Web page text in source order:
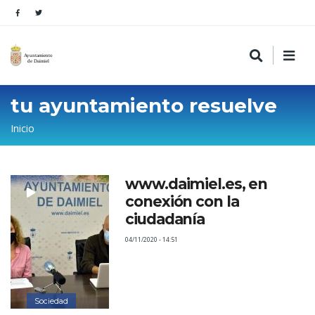
tu ayuntamiento resuelve
Sobrescribir
enlaces
de
ayuda
a
la
navegación
Inicio
Sociedad
www.daimiel.es, en
conexión con la
ciudadanía
04/11/2020 - 14:51